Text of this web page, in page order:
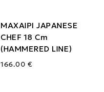
ΜΑΧΑΙΡΙ JAPANESE
CHEF 18 Cm
(HAMMERED LINE)
166.00 €